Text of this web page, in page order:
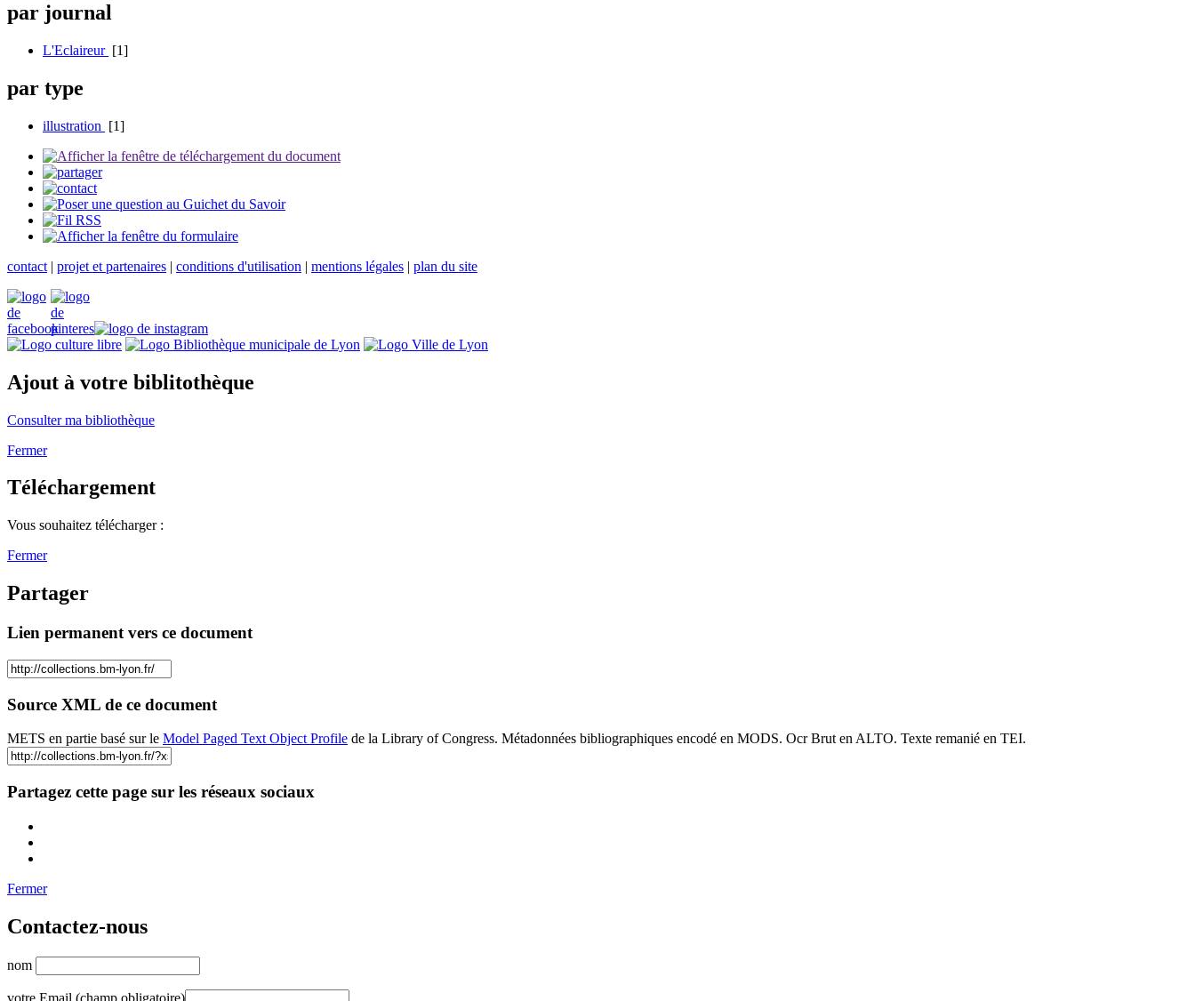
par journal
L'Eclaireur [1]
par type
illustration [1]
contact | projet et partenaires | conditions d'utilisation | mentions légales | plan du site
Ajout à votre biblitothèque
Consulter ma bibliothèque
Fermer
Téléchargement
Vous souhaitez télécharger :
Fermer
Partager
Lien permanent vers ce document
Source XML de ce document
METS en partie basé sur le Model Paged Text Object Profile de la Library of Congress. Métadonnées bibliographiques encodé en MODS. Ocr Brut en ALTO. Texte remanié en TEI.
Partagez cette page sur les réseaux sociaux
Fermer
Contactez-nous
nom
votre Email (champ obligatoire)